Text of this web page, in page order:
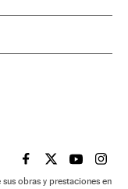
EL PAÍS BRASIL EN
EL PAÍSEL PAÍS
EL
obras y prestaciones en